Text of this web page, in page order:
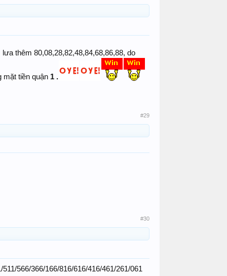
thêm 80,08,28,82,48,84,68,86,88, do
mặt tiền quận 1 .
#29
#30
566/366/166/816/616/416/461/261/061